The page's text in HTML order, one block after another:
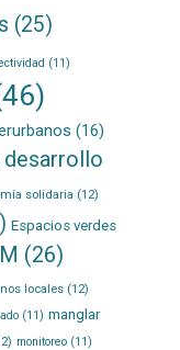
(25)
(11)
(16)
desarrollo
solidaria (12)
Espacios verdes
(26)
locales(12)
(11) manglar
monitoreo(11)